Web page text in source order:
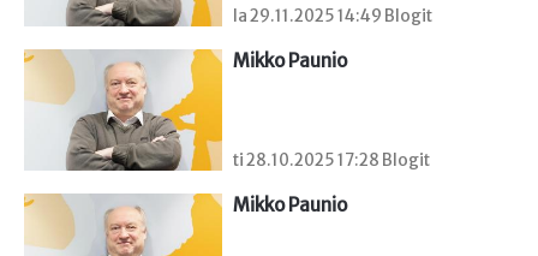
la 29.11.2025 14:49 Blogit
Mikko Paunio
ti 28.10.2025 17:28 Blogit
Mikko Paunio